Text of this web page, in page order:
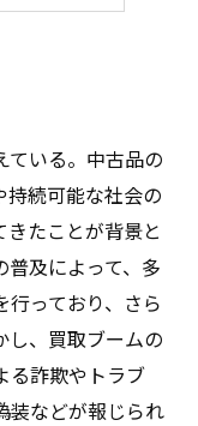
ている。中古品の
持続可能な社会の
たことが背景と
及によって、多
行っており、さら
し、買取ブームの
る詐欺やトラブ
装などが報じられ